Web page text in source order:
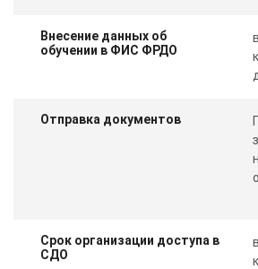
Внесение данных об
обучении в ФИС ФРДО
Отправка документов
Срок организации доступа в
СДО
Свяжитесь с нами через любой